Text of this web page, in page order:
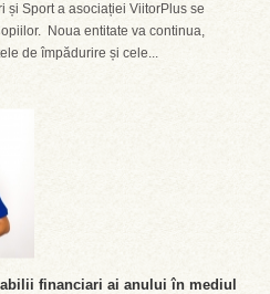
și Sport a asociației ViitorPlus se
Noua entitate va continua,
de împădurire și cele...
financiari ai anului în mediul